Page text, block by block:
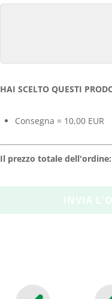
HAI SCELTO QUESTI
Consegna = 10,00 EUR
Il prezzo totale dell'ordine: